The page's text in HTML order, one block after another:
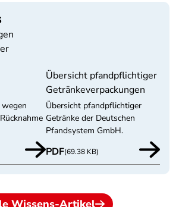
Übersicht pfandpflichtiger
Getränkeverpackungen
Übersicht pfandpflichtiger
Getränke der Deutschen
Pfandsystem GmbH.
PDF(69.38 KB)
Wissens-Artikel